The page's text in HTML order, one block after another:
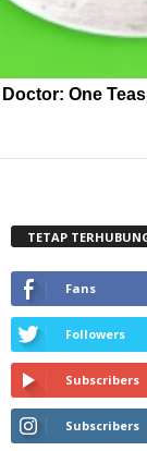
Doctor: One
TETAP
Fans
Followers
Subscribers
Subscribers